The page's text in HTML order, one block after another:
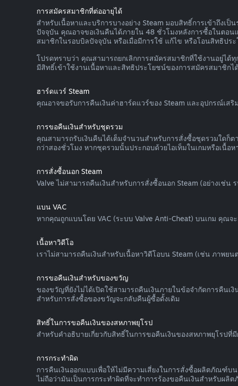
การสมัครสมาชิกที่ต่ออายุได้
สำหรับเนื้อหาและบริการบางอย่าง Steam มอบสิทธิ์การเข้าถึงเ
ปัจจุบัน คุณอาจขอเงินคืนได้ภายใน 48 ชั่วโมงหลังการซื้อในตอน
สมาชิกในรอบบิลปัจจุบัน หรือเมื่อมีการใช้ แก้ไข หรือโอนสิทธิป
โปรดทราบว่า คุณสามารถยกเลิกการสมัครสมาชิกที่ใช้งานอยู่ได้ทุ
มีสิทธิ์เข้าใช้งานเนื้อหาและสิทธิประโยชน์ของการสมัครสมาชิก
ฮาร์ดแวร์ Steam
คุณอาจขอรับการคืนเงินค่าฮาร์ดแวร์ของ Steam และอุปกรณ์เสริ
การขอคืนเงินสำหรับชุดรวม
คุณสามารถรับเงินคืนได้เต็มจำนวนสำหรับการสั่งซื้อชุดรวมใด
กว่าสองชั่วโมง หากชุดรวมนั้นประกอบด้วยไอเท็มในเกมหรือเนื้
การสั่งซื้อนอก Steam
Valve ไม่สามารถคืนเงินสำหรับการสั่งซื้อนอก Steam (อย่างเช่
แบน VAC
หากคุณถูกแบนโดย VAC (ระบบ Valve Anti-Cheat) บนเกม คุณจ
เนื้อหาวิดีโอ
เราไม่สามารถคืนเงินสำหรับเนื้อหาวิดีโอบน Steam (เช่น ภาพ
การขอคืนเงินสำหรับของขวัญ
ของขวัญที่ยังไม่ได้เปิดใช้สามารถคืนเงินภายในข้อจำกัดการคืน
สำหรับการสั่งซื้อของขวัญจะกลับคืนผู้ซื้อดั้งเดิม
สิทธิ์ในการขอคืนเงินของสหภาพยุโรป
สำหรับคำอธิบายเกี่ยวกับสิทธิ์ในการขอคืนเงินของสหภาพยุโรปที่
การกระทำผิด
การคืนเงินออกแบบเพื่อให้ไม่มีความเสี่ยงในการสั่งซื้อผลิตภัณฑ์บ
ไม่ถือว่ามันเป็นการกระทำผิดที่จะทำการร้องขอคืนเงินสำหรับ